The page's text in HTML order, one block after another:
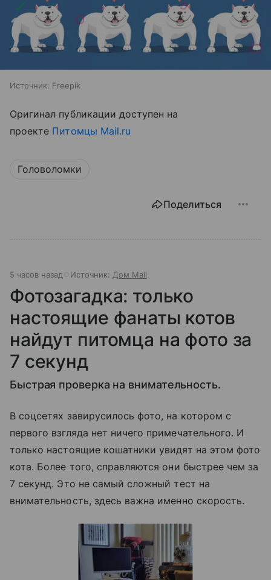
Источник: Freepik
Оригинал публикации доступен на
проекте Питомцы Mail.ru
Головоломки
Поделиться
5 часов назад Источник: Дом Mail
Фотозагадка: только
настоящие фанаты котов
найдут питомца на фото за
7 секунд
Быстрая проверка на внимательность.
В соцсетях завирусилось фото, на котором с
первого взгляда нет ничего примечательного. И
только настоящие кошатники увидят на этом фото
кота. Более того, справляются они быстрее чем за
7 секунд. Это не самый сложный тест на
внимательность, здесь важна именно скорость.